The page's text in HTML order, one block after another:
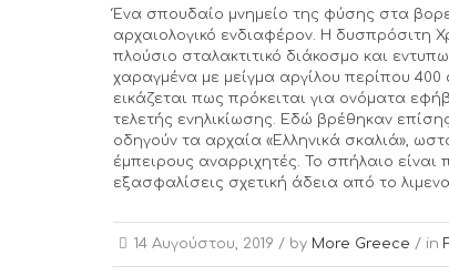
Ένα σπουδαίο μνημείο της φύσης στα
αρχαιολογικό ενδιαφέρον. Η δυσπρόσιτη
πλούσιο σταλακτιτικό διάκοσμο και
χαραγμένα με μείγμα αργίλου περίπου
εικάζεται πως πρόκειται για ονόματα
τελετής ενηλικίωσης. Εδώ βρέθηκαν
οδηγούν τα αρχαία «Ελληνικά σκαλιά»,
έμπειρους αναρριχητές. Το σπήλαιο
εξασφαλίσεις σχετική άδεια από το
14 Αυγούστου, 2019 / by More Greece / in